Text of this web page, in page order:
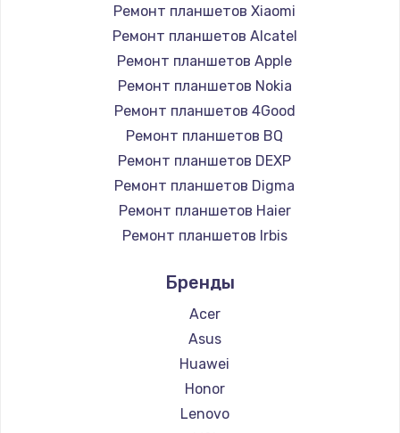
Чистка от пыли
990 руб.
Заказать
Замена жесткого диска
875 руб.
Заказать
Установка драйверов
Заказать
Замена вебкамеры
1490 руб.
Ремонт планшетов Xiaomi
Ремонт планшетов Alcatel
Ремонт планшетов Apple
Ремонт планшетов Nokia
Ремонт планшетов 4Good
Ремонт планшетов BQ
Ремонт планшетов DEXP
Ремонт планшетов Digma
Ремонт планшетов Haier
Ремонт планшетов Irbis
Ремонт планшетов Microsoft
Ремонт планшетов BlackView
Ремонт планшетов Amazon
Ремонт планшетов Aquarius
Ремонт планшетов Philips
Ремонт планшетов Dell
Бренды
Acer
Asus
Huawei
Honor
Lenovo